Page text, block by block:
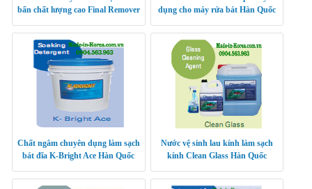
bẩn chất lượng cao Final Remover
dụng cho máy rửa bát Hàn Quốc
Chất ngâm chuyên dụng làm sạch
bát đĩa K-Bright Ace Hàn Quốc
Nước vệ sinh lau kính làm sạch
kính Clean Glass Hàn Quốc